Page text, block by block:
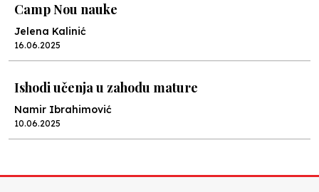
Camp Nou nauke
Jelena Kalinić
16.06.2025
Ishodi učenja u zahodu mature
Namir Ibrahimović
10.06.2025